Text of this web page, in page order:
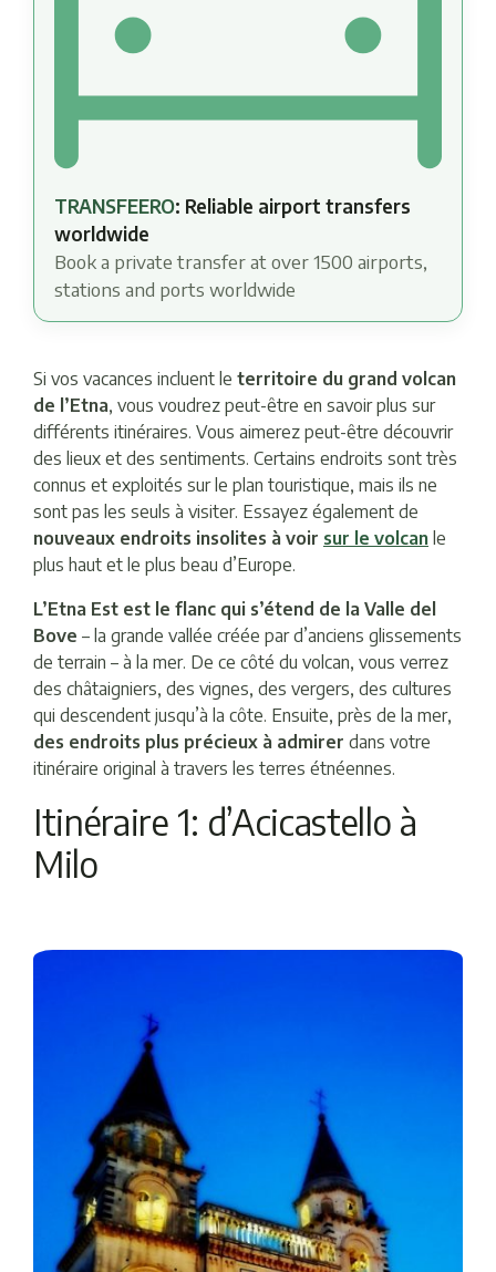
TRANSFEERO: Reliable airport transfers
worldwide
Book a private transfer at over 1500 airports,
stations and ports worldwide
Si vos vacances incluent le territoire du grand volcan
de l’Etna, vous voudrez peut-être en savoir plus sur
différents itinéraires. Vous aimerez peut-être découvrir
des lieux et des sentiments. Certains endroits sont très
connus et exploités sur le plan touristique, mais ils ne
sont pas les seuls à visiter. Essayez également de
nouveaux endroits insolites à voir sur le volcan le
plus haut et le plus beau d’Europe.
L’Etna Est est le flanc qui s’étend de la Valle del
Bove – la grande vallée créée par d’anciens glissements
de terrain – à la mer. De ce côté du volcan, vous verrez
des châtaigniers, des vignes, des vergers, des cultures
qui descendent jusqu’à la côte. Ensuite, près de la mer,
des endroits plus précieux à admirer dans votre
itinéraire original à travers les terres étnéennes.
Itinéraire 1: d’Acicastello à
Milo